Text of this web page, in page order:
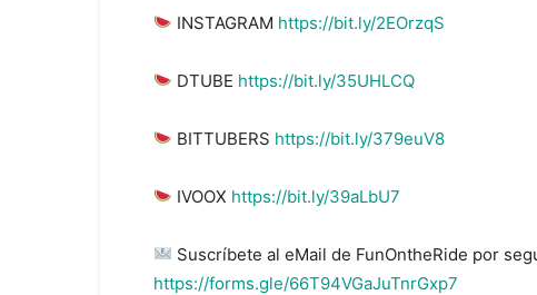
INSTAGRAM https://bit.ly/2EOrzqS
DTUBE https://bit.ly/35UHLCQ
BITTUBERS https://bit.ly/379euV8
IVOOX https://bit.ly/39aLbU7
Suscríbete al eMail de FunOntheRide por
https://forms.gle/66T94VGaJuTnrGxp7